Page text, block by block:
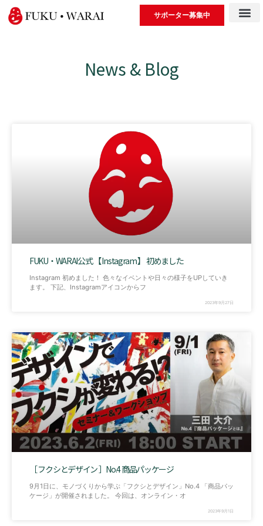
サポーター募集中
News & Blog
FUKU・WARAI公式 【 Instagram 】 初めました
Instagram 初めました！ 色々なイベントや日々の様子をUPしていき
ます。 下記、Instagramアイコンからフ
2023年9月27日
［ フクシとデザイン ］No.4 商品パッケージ
9月1日に、モノづくりから学ぶ「フクシとデザイン」No.4 「商品パッ
ケージ」が開催されました。 今回は、オンライン・オ
2023年9月1日